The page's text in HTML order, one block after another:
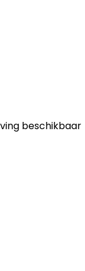
beschikbaar